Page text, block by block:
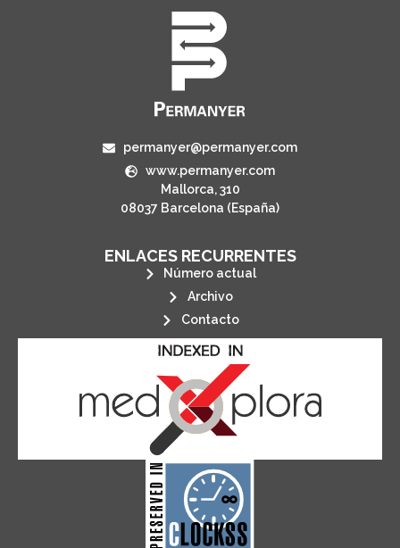
permanyer@permanyer.com
www.permanyer.com
Mallorca, 310
08037 Barcelona (España)
ENLACES RECURRENTES
Número actual
Archivo
Contacto
CLOCKSS is a dak archive that
ensures the long-term survival
of web-based scholary
publications, governed by and for
its stakeholders.